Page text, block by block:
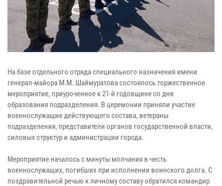
На базе отдельного отряда специального назначения имени
генерал-майора М.М. Шаймуратова состоялось торжественное
мероприятие, приуроченное к 21-й годовщине со дня
образования подразделения. В церемонии приняли участие
военнослужащие действующего состава, ветераны
подразделения, представители органов государственной власти,
силовых структур и администрации города.
Мероприятие началось с минуты молчания в честь
военнослужащих, погибших при исполнении воинского долга. С
поздравительной речью к личному составу обратился командир